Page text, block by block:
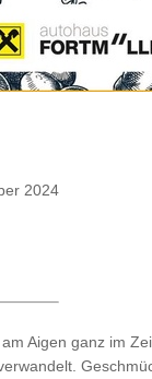
2024
Aigen ganz im